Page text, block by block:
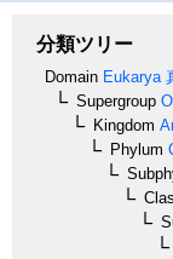
分類ツリー
Domain Eukarya
Supergroup
Kingdom
Phylum